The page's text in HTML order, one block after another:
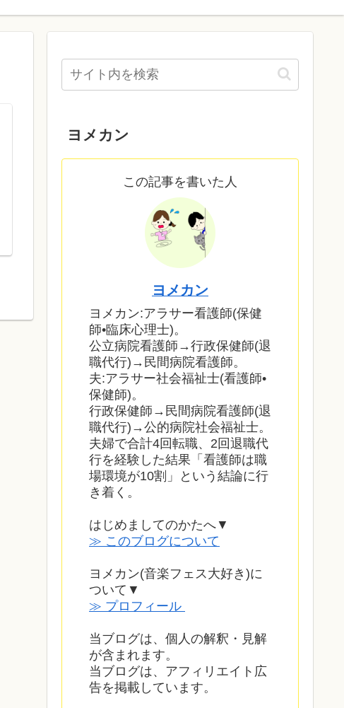
ヨメカン
この記事を書いた人
ヨメカン
ヨメカン:アラサー看護師(保健
師•臨床心理士)。
公立病院看護師→行政保健師(退
職代行)→民間病院看護師。
夫:アラサー社会福祉士(看護師•
保健師)。
行政保健師→民間病院看護師(退
職代行)→公的病院社会福祉士。
夫婦で合計4回転職、2回退職代
行を経験した結果「看護師は職
場環境が10割」という結論に行
き着く。
はじめましてのかたへ▼
≫ このブログについて
ヨメカン(音楽フェス大好き)に
ついて▼
≫ プロフィール
当ブログは、個人の解釈・見解
が含まれます。
当ブログは、アフィリエイト広
告を掲載しています。